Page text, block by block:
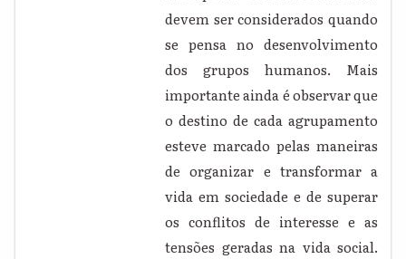
devem ser considerados quando
se pensa no desenvolvimento
dos grupos humanos. Mais
importante ainda é observar que
o destino de cada agrupamento
esteve marcado pelas maneiras
de organizar e transformar a
vida em sociedade e de superar
os conflitos de interesse e as
tensões geradas na vida social.